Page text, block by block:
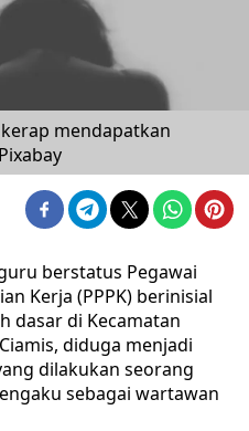
mendapatkan
berstatus Pegawai
Kerja (PPPK) berinisial
dasar di Kecamatan
diduga menjadi
dilakukan seorang
sebagai wartawan